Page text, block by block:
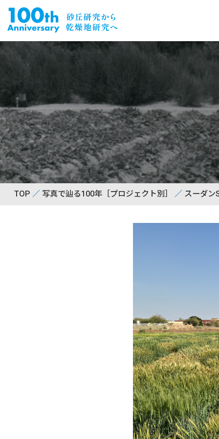
TOP 写真で辿る100年［プロジェクト別］ スーダン